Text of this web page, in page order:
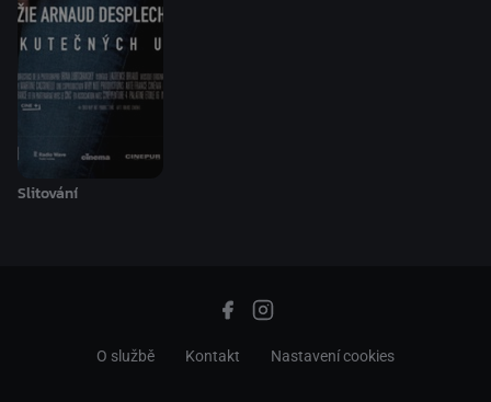
Slitování
O službě Kontakt Nastavení cookies